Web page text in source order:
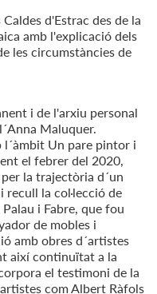
d'Estrac des de la
amb l'explicació dels
les circumstàncies de
i de l'arxiu personal
Maluquer.
l´àmbit Un pare pintor i
el febrer del 2020,
la trajectòria d´un
recull la col·lecció de
i Fabre, que fou
de mobles i
amb obres d´artistes
així continuïtat a la
el testimoni de la
com Albert Ràfols